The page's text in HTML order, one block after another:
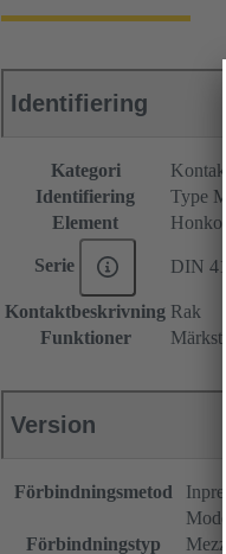
Identifiering
Kategori
Identifiering
Type
Element
Serie DIN
Kontaktbeskrivning Rak
Funktioner
Version
Förbindningsmetod
Förbindningstyp